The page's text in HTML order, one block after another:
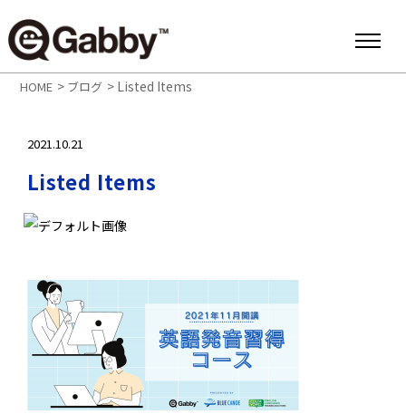
HOME > ブログ > Listed Items
2021.10.21
Listed Items